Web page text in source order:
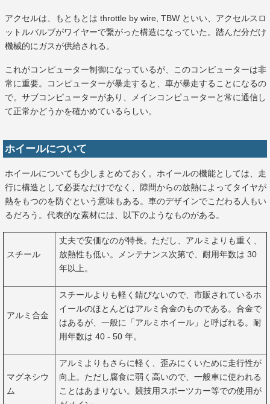
アクセルは、もともとは throttle by wire, TBW といい、アクセルスロ
ットルバルブがワイヤーで繋がった構造になっていた。踏んだ分だけ
機械的にガスが供給される。
これがコンピューター制御になっているが、このコンピューターは非
常に重要。コンピューターが暴走すると、車が暴走することになるの
で。サブコンピューターがあり、メインコンピューターと常に通信し
て正常かどうかを確かめているらしい。
ホイールについて
ホイールについても少しまとめておく。ホイールの機能としては、走
行に構造として必要なだけでなく、隙間からの放熱によってタイヤが
熱をもつのを防ぐという意味もある。車のデザインでこだわる人もい
るだろう。代表的な素材には、以下のようなものがある。
スチール
丈夫で安価なのが特長。ただし、アルミよりも重く、
放熱性も低い。メンテナンス次第で、耐用年数は 30
年以上。
アルミ合金
スチールよりも軽く錆びないので、市販されているホ
イールのほとんどはアルミ合金のものである。合金で
はあるが、一般に「アルミホイール」と呼ばれる。耐
用年数は 40 - 50 年。
マグネシウ
ム
アルミよりもさらに軽く、歪みにくいために走行性が
向上。ただし腐食に弱く高いので、一般車に使われる
ことはあまりない。競技用スポーツカー等での使用が